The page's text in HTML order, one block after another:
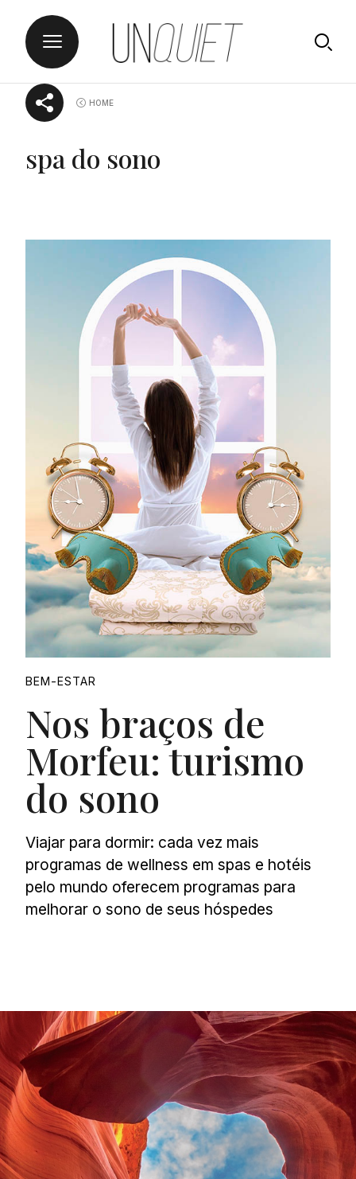
Skip
UNQUIET
Proudly
HOME
spa do sono
BEM-ESTAR
Nos braços de
Morfeu: turismo
do sono
Viajar para dormir: cada vez mais
programas de wellness em spas e hotéis
pelo mundo oferecem programas para
melhorar o sono de seus hóspedes